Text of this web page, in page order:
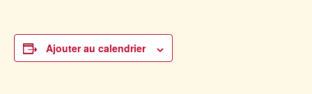
Ajouter au calendrier